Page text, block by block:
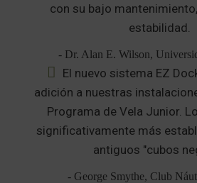
con su bajo
estabilidad.
- Dr. Alan E. Wilson,
El nuevo sistema EZ
adición a nuestras
Programa de Vela Junior.
significativamente más
antiguos "cubos
- George Smythe, Club